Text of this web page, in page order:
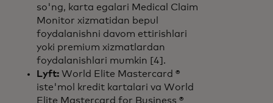
so'ng, karta egalari Medical Claim
Monitor xizmatidan bepul
foydalanishni davom ettirishlari
yoki premium xizmatlardan
foydalanishlari mumkin [4].
Lyft: World Elite Mastercard ®
iste'mol kredit kartalari va World
Elite Mastercard for Business ®